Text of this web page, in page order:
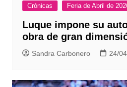
Crónicas Feria de Abril de
Luque impone su
obra de gran
Sandra Carbonero 24/